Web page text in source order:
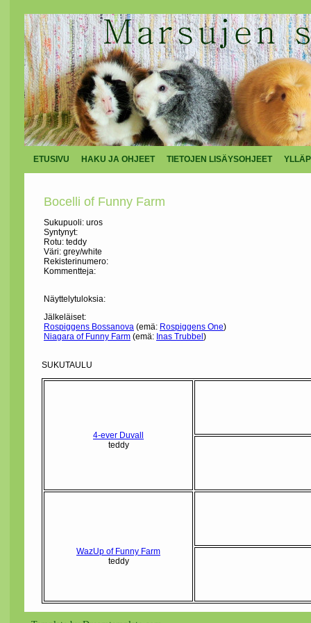
ETUSIVU HAKU JA OHJEET TIETOJEN LISÄYSOHJEET
Bocelli of Funny Farm
Sukupuoli: uros
Syntynyt:
Rotu: teddy
Väri: grey/white
Rekisterinumero:
Kommentteja:
Näyttelytuloksia:
Jälkeläiset:
Rospiggens Bossanova (emä: Rospiggens One)
Niagara of Funny Farm (emä: Inas Trubbel )
SUKUTAULU
4-ever Duvall
teddy
WazUp of Funny Farm
teddy